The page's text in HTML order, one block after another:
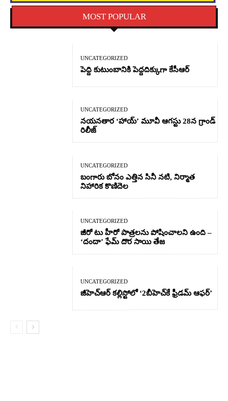
MOST POPULAR
UNCATEGORIZED
పెద్ది కుటుంబానికి పెద్దదిక్కుగా కేసీఆర్
UNCATEGORIZED
నయనతార ‘హాయ్’ మూవీ ఆగస్టు 28న గ్రాండ్
రిలీజ్
UNCATEGORIZED
బంగారు బోనం ఎత్తిన సినీ నటి, నిర్మాత
నిహారిక కొణిదెల
UNCATEGORIZED
జీరో టు హీరో పాత్రలను పోషించాలని ఉంది –
‘దందా’ ఫేమ్ దొర సాయి తేజ
UNCATEGORIZED
జీహెచ్ఆర్‌ కల్లిస్టోలో ‘2బీహెచ్‌కే ఫ్రీడమ్ ఆఫర్’